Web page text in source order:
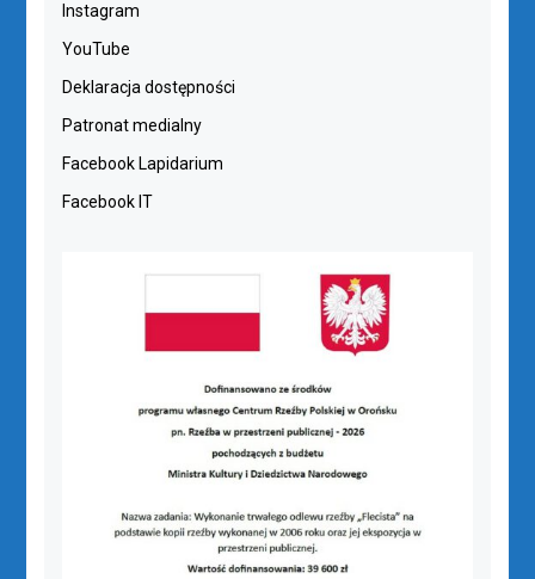
Instagram
YouTube
Deklaracja dostępności
Patronat medialny
Facebook Lapidarium
Facebook IT